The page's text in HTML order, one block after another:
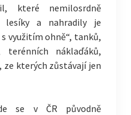
které nemilosrdně
lesíky a nahradily je
využitím ohně“, tanků,
terénních náklaďáků,
kterých zůstávají jen
se v ČR původně